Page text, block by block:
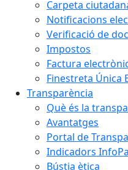
Carpeta
Notificacions
Verificació de
Impostos
Factura
Finestreta Única
Transparència
Què és la
Avantatges
Portal de
Indicadors
Bústia ètica